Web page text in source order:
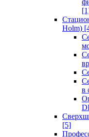
Holm)
в
[5]